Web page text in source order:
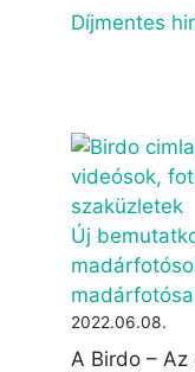
Díjmentes
Új
2022.06.08.
A Birdo –